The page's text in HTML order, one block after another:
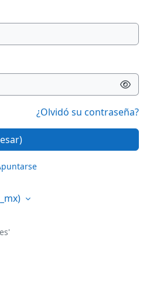
¿Olvidó su contraseña?